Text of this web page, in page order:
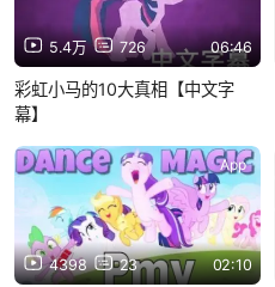
5.4万 726 06:46
彩虹小马的10大真相【中文字
幕】
4398 23 02:10
App